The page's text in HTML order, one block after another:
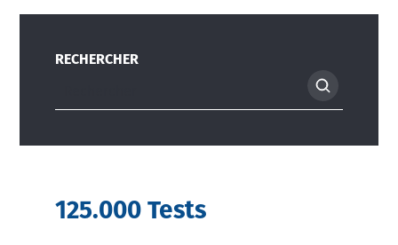
d'Ariane
RECHERCHER
125.000 Tests